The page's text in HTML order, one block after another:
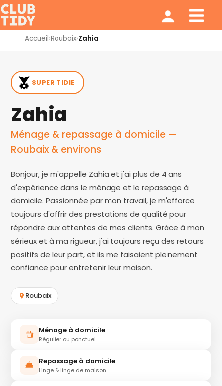
Accueil›Roubaix›Zahia
SUPER TIDIE
Zahia
Ménage & repassage à domicile —
Roubaix & environs
Bonjour, je m'appelle Zahia et j'ai plus de 4 ans
d'expérience dans le ménage et le repassage à
domicile. Passionnée par mon travail, je m'efforce
toujours d'offrir des prestations de qualité pour
répondre aux attentes de mes clients. Grâce à mon
sérieux et à ma rigueur, j'ai toujours reçu des retours
positifs de leur part, et ils me faisaient pleinement
confiance pour entretenir leur maison.
Roubaix
Ménage à domicile
Régulier ou ponctuel
Repassage à domicile
Linge & linge de maison